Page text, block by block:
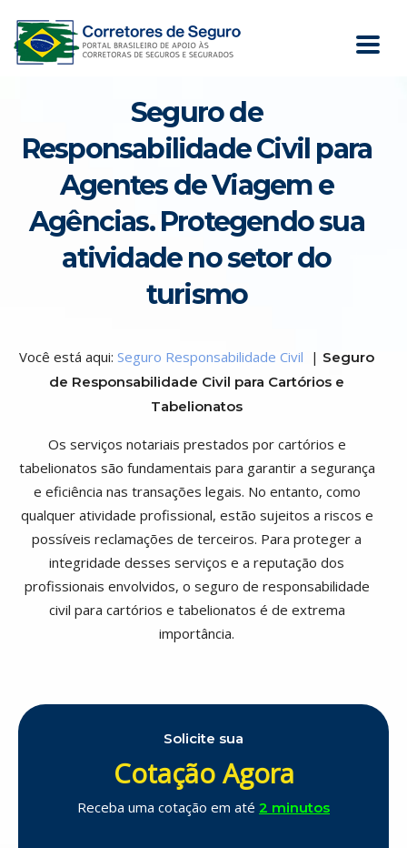
Seguro de
Responsabilidade Civil para
Agentes de Viagem e
Agências. Protegendo sua
atividade no setor do
turismo
Você está aqui: Seguro Responsabilidade Civil | Seguro
de Responsabilidade Civil para Cartórios e
Tabelionatos
Os serviços notariais prestados por cartórios e
tabelionatos são fundamentais para garantir a segurança
e eficiência nas transações legais. No entanto, como
qualquer atividade profissional, estão sujeitos a riscos e
possíveis reclamações de terceiros. Para proteger a
integridade desses serviços e a reputação dos
profissionais envolvidos, o seguro de responsabilidade
civil para cartórios e tabelionatos é de extrema
importância.
Solicite sua
Cotação Agora
Receba uma cotação em até 2 minutos